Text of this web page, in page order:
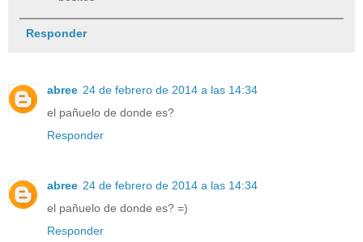
Responder
abree 24 de febrero de 2014 a las 14:34
el pañuelo de donde es?
Responder
abree 24 de febrero de 2014 a las 14:34
el pañuelo de donde es? =)
Responder